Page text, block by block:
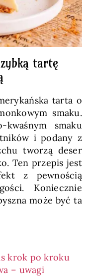
Posiłki
Zdrowo i fit
SKLEP
Polski
tartę
tarta o
smaku.
kwaśnym smaku
i podany z
tworzą deser
Ten przepis jest
z pewnością
Koniecznie
może być ta
krok po kroku
– uwagi